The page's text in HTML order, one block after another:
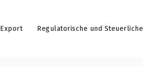
Export Regulatorische und